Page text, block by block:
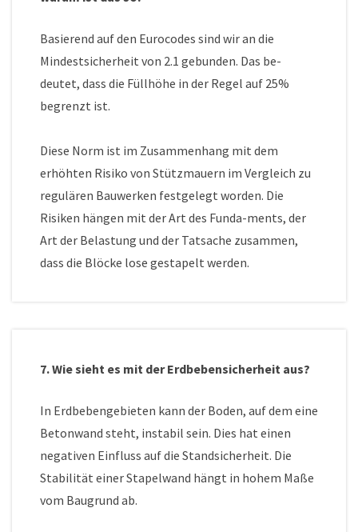
Basierend auf den Eurocodes sind wir an die
Mindestsicherheit von 2.1 gebunden. Das be-
deutet, dass die Füllhöhe in der Regel auf 25%
begrenzt ist.
Diese Norm ist im Zusammenhang mit dem
erhöhten Risiko von Stützmauern im Vergleich zu
regulären Bauwerken festgelegt worden. Die
Risiken hängen mit der Art des Funda-ments, der
Art der Belastung und der Tatsache zusammen,
dass die Blöcke lose gestapelt werden.
7. Wie sieht es mit der Erdbebensicherheit aus?
In Erdbebengebieten kann der Boden, auf dem eine
Betonwand steht, instabil sein. Dies hat einen
negativen Einfluss auf die Standsicherheit. Die
Stabilität einer Stapelwand hängt in hohem Maße
vom Baugrund ab.